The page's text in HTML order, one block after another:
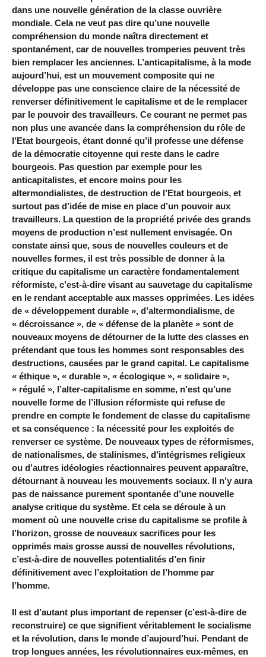
dans une nouvelle génération de la classe ouvrière
mondiale. Cela ne veut pas dire qu’une nouvelle
compréhension du monde naîtra directement et
spontanément, car de nouvelles tromperies peuvent très
bien remplacer les anciennes. L’anticapitalisme, à la mode
aujourd’hui, est un mouvement composite qui ne
développe pas une conscience claire de la nécessité de
renverser définitivement le capitalisme et de le remplacer
par le pouvoir des travailleurs. Ce courant ne permet pas
non plus une avancée dans la compréhension du rôle de
l’Etat bourgeois, étant donné qu’il professe une défense
de la démocratie citoyenne qui reste dans le cadre
bourgeois. Pas question par exemple pour les
anticapitalistes, et encore moins pour les
altermondialistes, de destruction de l’Etat bourgeois, et
surtout pas d’idée de mise en place d’un pouvoir aux
travailleurs. La question de la propriété privée des grands
moyens de production n’est nullement envisagée. On
constate ainsi que, sous de nouvelles couleurs et de
nouvelles formes, il est très possible de donner à la
critique du capitalisme un caractère fondamentalement
réformiste, c’est-à-dire visant au sauvetage du capitalisme
en le rendant acceptable aux masses opprimées. Les idées
de « développement durable », d’altermondialisme, de
« décroissance », de « défense de la planète » sont de
nouveaux moyens de détourner de la lutte des classes en
prétendant que tous les hommes sont responsables des
destructions, causées par le grand capital. Le capitalisme
« éthique », « durable », « écologique », « solidaire »,
« régulé », l’alter-capitalisme en somme, n’est qu’une
nouvelle forme de l’illusion réformiste qui refuse de
prendre en compte le fondement de classe du capitalisme
et sa conséquence : la nécessité pour les exploités de
renverser ce système. De nouveaux types de réformismes,
de nationalismes, de stalinismes, d’intégrismes religieux
ou d’autres idéologies réactionnaires peuvent apparaître,
détournant à nouveau les mouvements sociaux. Il n’y aura
pas de naissance purement spontanée d’une nouvelle
analyse critique du système. Et cela se déroule à un
moment où une nouvelle crise du capitalisme se profile à
l’horizon, grosse de nouveaux sacrifices pour les
opprimés mais grosse aussi de nouvelles révolutions,
c’est-à-dire de nouvelles potentialités d’en finir
définitivement avec l’exploitation de l’homme par
l’homme.
Il est d’autant plus important de repenser (c’est-à-dire de
reconstruire) ce que signifient véritablement le socialisme
et la révolution, dans le monde d’aujourd’hui. Pendant de
trop longues années, les révolutionnaires eux-mêmes, en